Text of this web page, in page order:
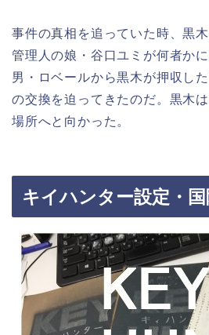
事件の真相を追っていた時、黒
管理人の娘・谷口ユミが何者か
男・ロベールから黒木が押収し
の交換を迫ってきたのだ。黒木
場所へと向かった。
キイハンター設定・